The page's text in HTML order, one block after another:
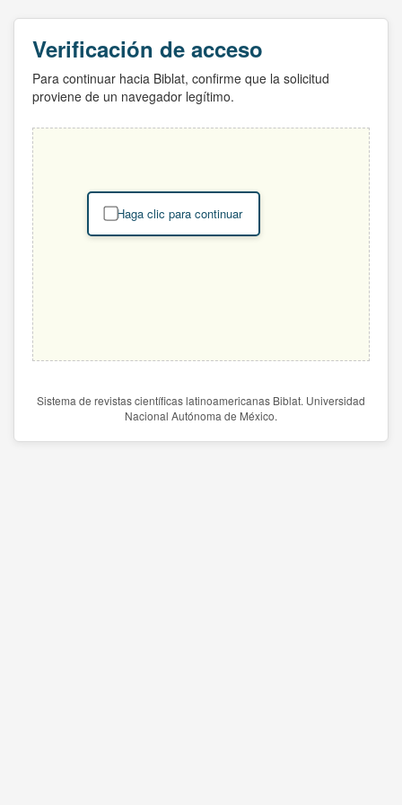
Verificación de acceso
Para continuar hacia Biblat, confirme que la solicitud
proviene de un navegador legítimo.
Haga clic para continuar
Sistema de revistas científicas latinoamericanas Biblat. Universidad
Nacional Autónoma de México.